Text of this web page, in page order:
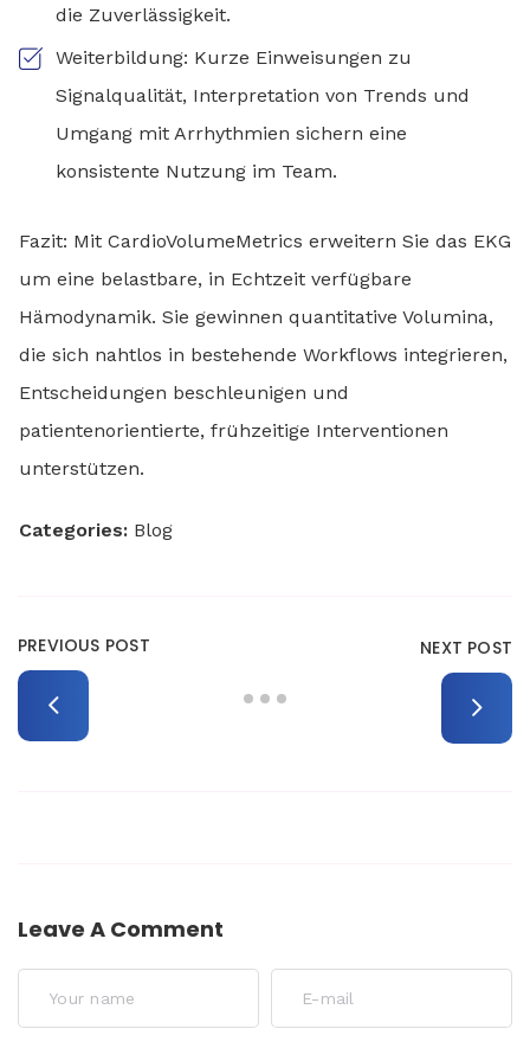
die Zuverlässigkeit.
Weiterbildung: Kurze Einweisungen zu
Signalqualität, Interpretation von Trends und
Umgang mit Arrhythmien sichern eine
konsistente Nutzung im Team.
Fazit: Mit CardioVolumeMetrics erweitern Sie das EKG
um eine belastbare, in Echtzeit verfügbare
Hämodynamik. Sie gewinnen quantitative Volumina,
die sich nahtlos in bestehende Workflows integrieren,
Entscheidungen beschleunigen und
patientenorientierte, frühzeitige Interventionen
unterstützen.
Categories: Blog
PREVIOUS POST NEXT POST
Leave A Comment